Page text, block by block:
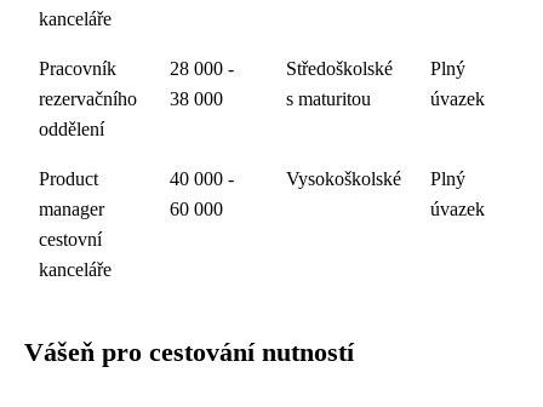
kanceláře
Pracovník
rezervačního
oddělení
28 000 -
38 000
Středoškolské
s maturitou
Plný
úvazek
Product
manager
cestovní
kanceláře
40 000 -
60 000
Vysokoškolské
Plný
úvazek
Vášeň pro cestování nutností